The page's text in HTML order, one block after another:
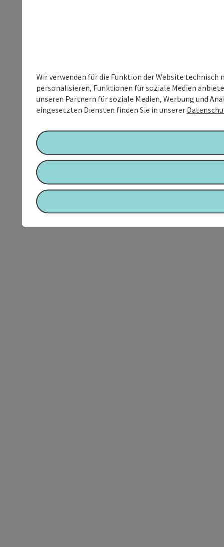
Wir verwenden für die Funktion der Website
personalisieren, Funktionen für soziale Medien
unseren Partnern für soziale Medien, Werbung und
eingesetzten Diensten finden Sie in unserer